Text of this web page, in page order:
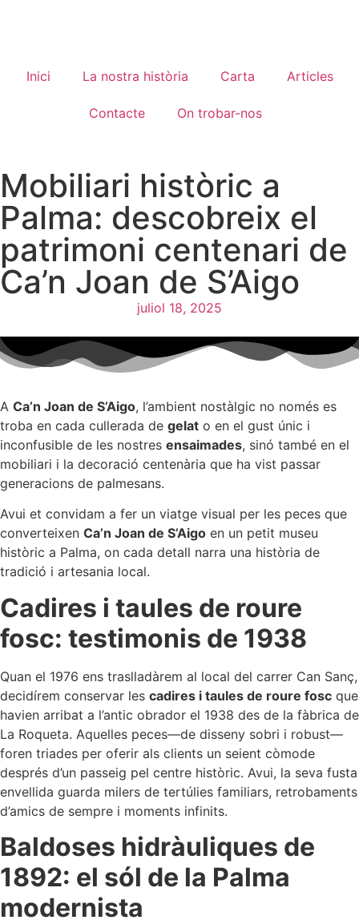
Inici La nostra història Carta Articles
Contacte On trobar-nos
Mobiliari històric a
Palma: descobreix el
patrimoni centenari de
Ca’n Joan de S’Aigo
juliol 18, 2025
A Ca’n Joan de S’Aigo, l’ambient nostàlgic no només es
troba en cada cullerada de gelat o en el gust únic i
inconfusible de les nostres ensaimades, sinó també en el
mobiliari i la decoració centenària que ha vist passar
generacions de palmesans.
Avui et convidam a fer un viatge visual per les peces que
converteixen Ca’n Joan de S’Aigo en un petit museu
històric a Palma, on cada detall narra una història de
tradició i artesania local.
Cadires i taules de roure
fosc: testimonis de 1938
Quan el 1976 ens traslladàrem al local del carrer Can Sanç,
decidírem conservar les cadires i taules de roure fosc que
havien arribat a l’antic obrador el 1938 des de la fàbrica de
La Roqueta. Aquelles peces—de disseny sobri i robust—
foren triades per oferir als clients un seient còmode
després d’un passeig pel centre històric. Avui, la seva fusta
envellida guarda milers de tertúlies familiars, retrobaments
d’amics de sempre i moments infinits.
Baldoses hidràuliques de
1892: el sól de la Palma
modernista